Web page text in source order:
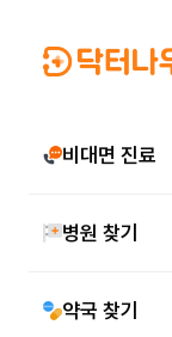
비대면 진료
병원 찾기
약국 찾기